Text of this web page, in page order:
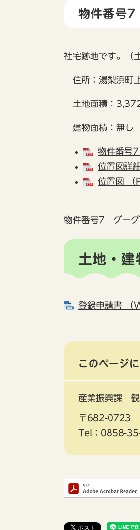
物件番号7
社宅跡地です。（
住所：湯梨浜町
土地面積：
建物面積：無し
物件番号
位置図詳
位置図 （
物件番号7 グーグ
土地・建
登録申請書 （
このページ
産業振興課
〒682-0723
Tel：0858-